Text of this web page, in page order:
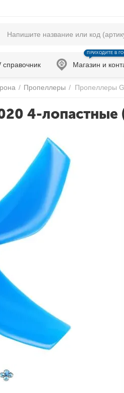
справочник Магазин и
ПРИХОДИТЕ В
/ Пропеллеры / Пропеллеры
4-лопастные